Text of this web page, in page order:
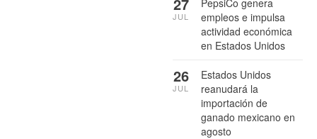
empleos e impulsa
actividad económica
en Estados Unidos
JUL
Estados Unidos
reanudará la
importación de
ganado mexicano en
agosto
26
JUL